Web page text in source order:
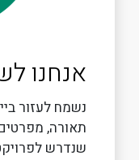
אנחנו
נשמח לעזור
תאורה,
שנדרש